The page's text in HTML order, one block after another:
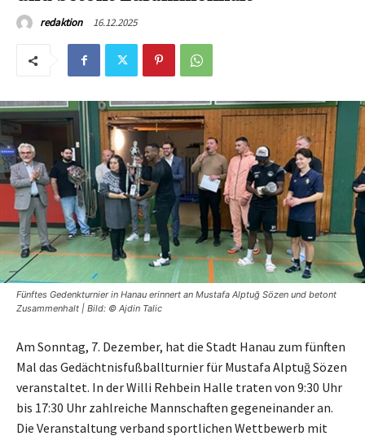
redaktion 16.12.2025
Fünftes Gedenkturnier in Hanau erinnert an Mustafa Alptuğ Sözen und betont
Zusammenhalt | Bild: © Ajdin Talic
Am Sonntag, 7. Dezember, hat die Stadt Hanau zum fünften
Mal das Gedächtnisfußballturnier für Mustafa Alptuğ Sözen
veranstaltet. In der Willi Rehbein Halle traten von 9:30 Uhr
bis 17:30 Uhr zahlreiche Mannschaften gegeneinander an.
Die Veranstaltung verband sportlichen Wettbewerb mit